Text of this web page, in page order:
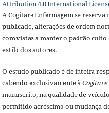
Attribution 4.0 International
A Cogitare Enfermagem se
publicado, alterações de ordem
com vistas a manter o padrão
estilo dos autores.
O estudo publicado é de inteira
cabendo exclusivamente àCogitare
manuscrito, na qualidade de
permitido acréscimo ou mudança